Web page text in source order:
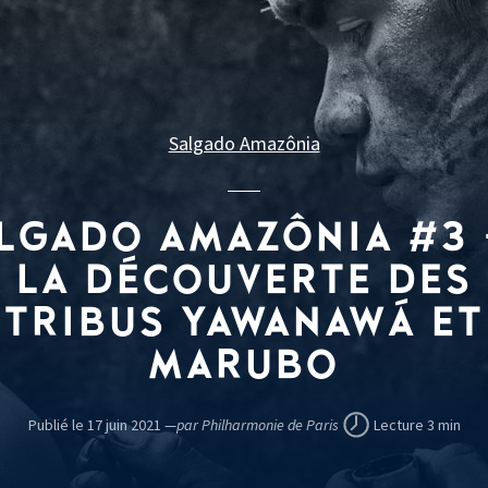
Salgado Amazônia
AMAZÔNIA #3
LA DÉCOUVERTE DES
TRIBUS YAWANAWÁ ET
MARUBO
Publié le 17 juin 2021 —par Philharmonie de Paris Lecture 3 min